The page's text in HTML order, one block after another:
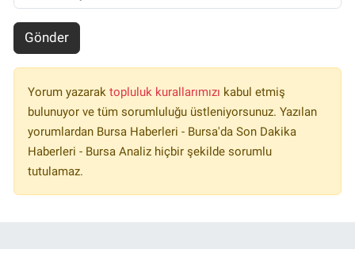
Gönder
Yorum yazarak topluluk kurallarımızı kabul etmiş
bulunuyor ve tüm sorumluluğu üstleniyorsunuz. Yazılan
yorumlardan Bursa Haberleri - Bursa'da Son Dakika
Haberleri - Bursa Analiz hiçbir şekilde sorumlu
tutulamaz.